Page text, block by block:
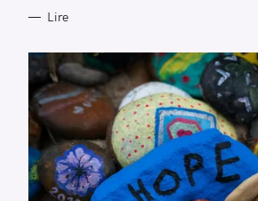
Lire